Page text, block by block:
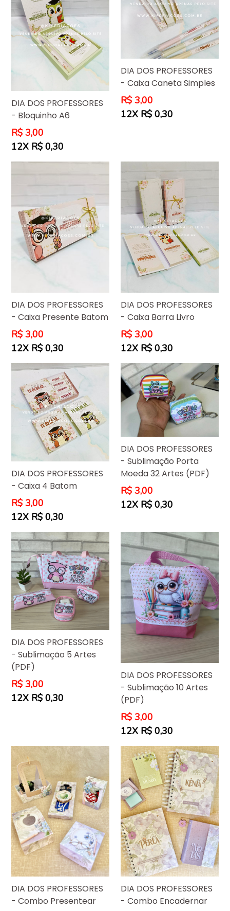
DIA DOS PROFESSORES
- Bloquinho A6
Preço
normal
R$ 3,00
12X R$ 0,30
DIA DOS PROFESSORES
- Caixa Caneta Simples
Preço
normal
R$ 3,00
12X R$ 0,30
DIA DOS PROFESSORES
- Caixa Presente Batom
Preço
normal
R$ 3,00
12X R$ 0,30
DIA DOS PROFESSORES
- Caixa Barra Livro
Preço
normal
R$ 3,00
12X R$ 0,30
DIA DOS PROFESSORES
- Caixa 4 Batom
Preço
normal
R$ 3,00
12X R$ 0,30
DIA DOS PROFESSORES
- Sublimação Porta
Moeda 32 Artes (PDF)
Preço
normal
R$ 3,00
12X R$ 0,30
DIA DOS PROFESSORES
- Sublimação 5 Artes
(PDF)
Preço
normal
R$ 3,00
12X R$ 0,30
DIA DOS PROFESSORES
- Sublimação 10 Artes
(PDF)
Preço
normal
R$ 3,00
12X R$ 0,30
DIA DOS PROFESSORES
- Combo Presentear
DIA DOS PROFESSORES
- Combo Encadernar